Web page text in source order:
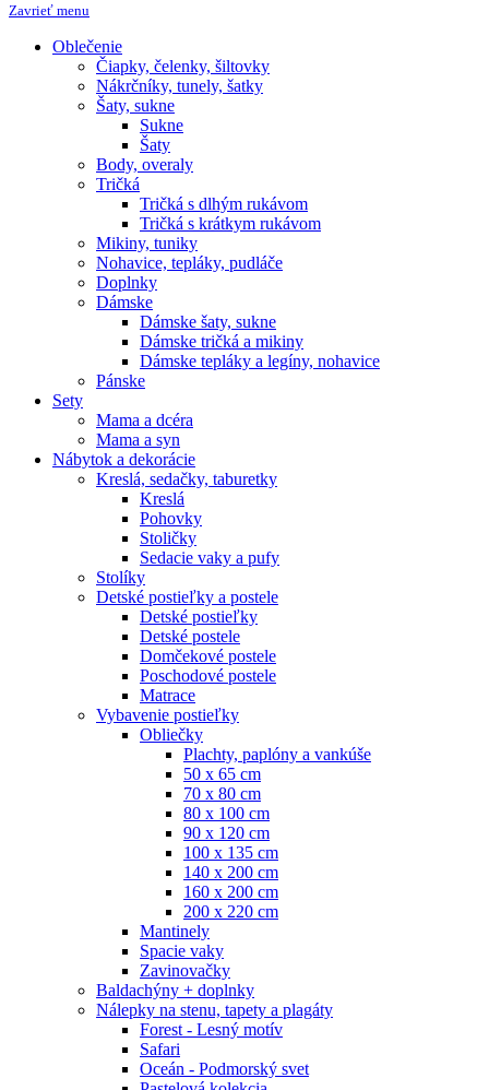
Zavrieť menu
Oblečenie
Čiapky, čelenky, šiltovky
Nákrčníky, tunely, šatky
Šaty, sukne
Sukne
Šaty
Body, overaly
Tričká
Tričká s dlhým rukávom
Tričká s krátkym rukávom
Mikiny, tuniky
Nohavice, tepláky, pudláče
Doplnky
Dámske
Dámske šaty, sukne
Dámske tričká a mikiny
Dámske tepláky a legíny, nohavice
Pánske
Sety
Mama a dcéra
Mama a syn
Nábytok a dekorácie
Kreslá, sedačky, taburetky
Kreslá
Pohovky
Stoličky
Sedacie vaky a pufy
Stolíky
Detské postieľky a postele
Detské postieľky
Detské postele
Domčekové postele
Poschodové postele
Matrace
Vybavenie postieľky
Obliečky
Plachty, paplóny a vankúše
50 x 65 cm
70 x 80 cm
80 x 100 cm
90 x 120 cm
100 x 135 cm
140 x 200 cm
160 x 200 cm
200 x 220 cm
Mantinely
Spacie vaky
Zavinovačky
Baldachýny + doplnky
Nálepky na stenu, tapety a plagáty
Forest - Lesný motív
Safari
Oceán - Podmorský svet